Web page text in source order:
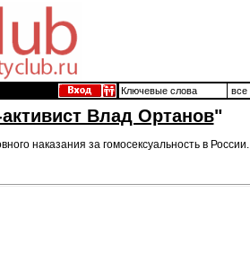
Влад Ортанов"
наказания за гомосексуальность в России.